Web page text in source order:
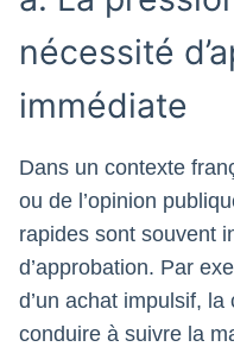
nécessité
immédiate
Dans un contexte
ou de l’opinion
rapides sont souvent
d’approbation. Par
d’un achat impulsif,
conduire à suivre la